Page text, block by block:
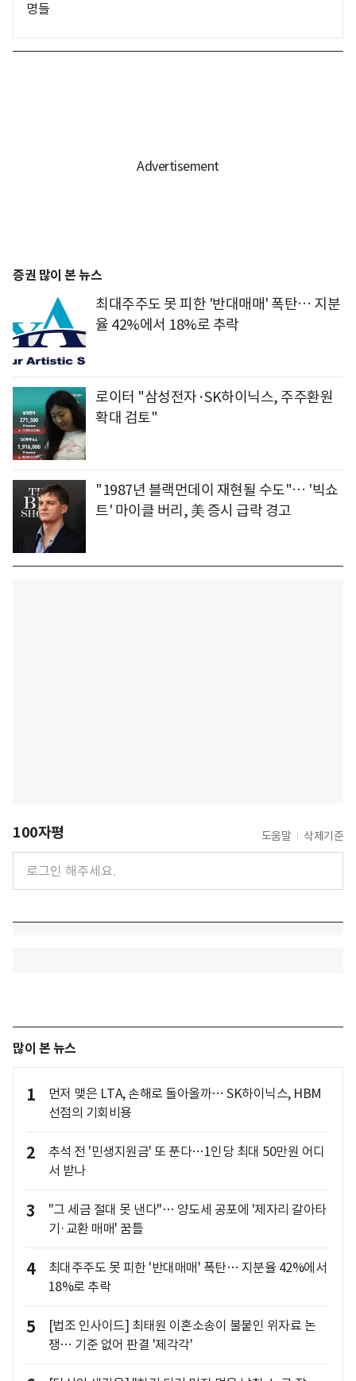
명들
증권 많이 본 뉴스
최대주주도 못 피한 '반대매매' 폭탄… 지분
율 42%에서 18%로 추락
로이터 "삼성전자·SK하이닉스, 주주환원
확대 검토"
"1987년 블랙먼데이 재현될 수도"… '빅쇼
트' 마이클 버리, 美 증시 급락 경고
100자평 도움말 삭제기준
많이 본 뉴스
1
먼저 맺은 LTA, 손해로 돌아올까… SK하이닉스, HBM
선점의 기회비용
2
추석 전 '민생지원금' 또 푼다…1인당 최대 50만원 어디
서 받나
3
"그 세금 절대 못 낸다"… 양도세 공포에 '제자리 갈아타
기·교환 매매' 꿈틀
4
최대주주도 못 피한 '반대매매' 폭탄… 지분율 42%에서
18%로 추락
5
[법조 인사이드] 최태원 이혼소송이 불붙인 위자료 논
쟁… 기준 없어 판결 '제각각'